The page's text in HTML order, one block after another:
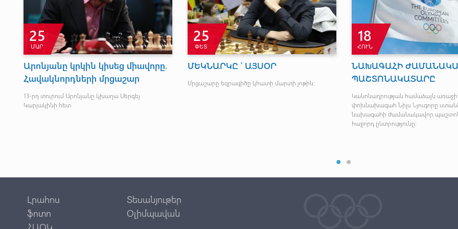
25
ՄԱՐ
Արոնյանը կրկին կիսեց միավորը.
Հավակնորդների մրցաշար
13-րդ տուրում Արոնյանը կխաղա Սերգեյ
Կարյակինի հետ
25
ՓԵՏ
ՄԵԿՆԱՐԿԸ ՝ ԱՅՍՕՐ
Մրցաշարը եզրագիծը կհատի մարտի յոթին:
18
ՀՈՒՆ
ՆԱԽԱԳԱՀԻ
ՊԱՇՏՈՆԱԿԱՏԱՐԸ
Կանոնադրության համաձայն
փոխնախագահ Նիլս Նյուգորը
նախագահի ժամանակավոր
հաջորդ ընտրությունը:
Լրահոս
Տեսանյութեր
ֆոտո
Օլիմպավան